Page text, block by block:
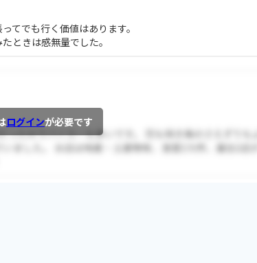
てでも行く価値はあります。
ときは感無量でした。
ログインが必要です